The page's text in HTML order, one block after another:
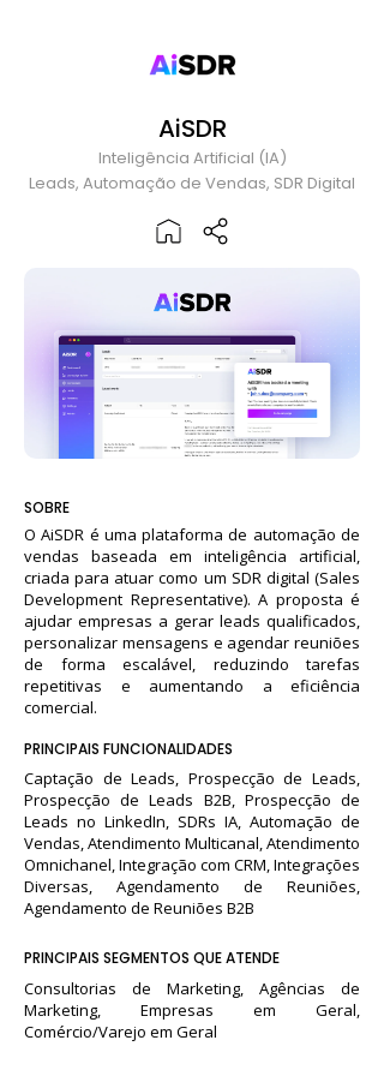
AiSDR
Inteligência Artificial (IA)
Leads, Automação de Vendas, SDR Digital
SOBRE
O AiSDR é uma plataforma de automação de
vendas baseada em inteligência artificial,
criada para atuar como um SDR digital (Sales
Development Representative). A proposta é
ajudar empresas a gerar leads qualificados,
personalizar mensagens e agendar reuniões
de forma escalável, reduzindo tarefas
repetitivas e aumentando a eficiência
comercial.
PRINCIPAIS FUNCIONALIDADES
Captação de Leads, Prospecção de Leads,
Prospecção de Leads B2B, Prospecção de
Leads no LinkedIn, SDRs IA, Automação de
Vendas, Atendimento Multicanal, Atendimento
Omnichanel, Integração com CRM, Integrações
Diversas, Agendamento de Reuniões,
Agendamento de Reuniões B2B
PRINCIPAIS SEGMENTOS QUE ATENDE
Consultorias de Marketing, Agências de
Marketing, Empresas em Geral,
Comércio/Varejo em Geral